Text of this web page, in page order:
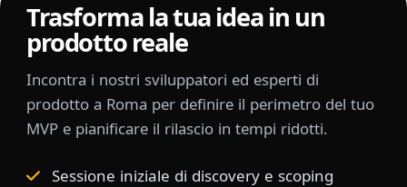
Trasforma la tua idea in un
prodotto reale
Incontra i nostri sviluppatori ed esperti di
prodotto a Roma per definire il perimetro del tuo
MVP e pianificare il rilascio in tempi ridotti.
Sessione iniziale di discovery e scoping